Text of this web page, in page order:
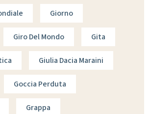
Giorno
Giro Del Mondo Gita
Giulia Dacia Maraini
Goccia Perduta
Grappa